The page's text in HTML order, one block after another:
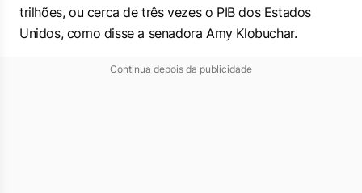
trilhões, ou cerca de três vezes o PIB dos Estados
Unidos, como disse a senadora Amy Klobuchar.
Continua depois da publicidade